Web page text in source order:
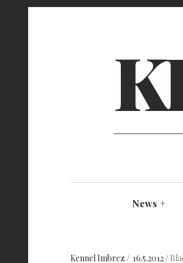
News +
Kennel Imbrez 16.5.2012